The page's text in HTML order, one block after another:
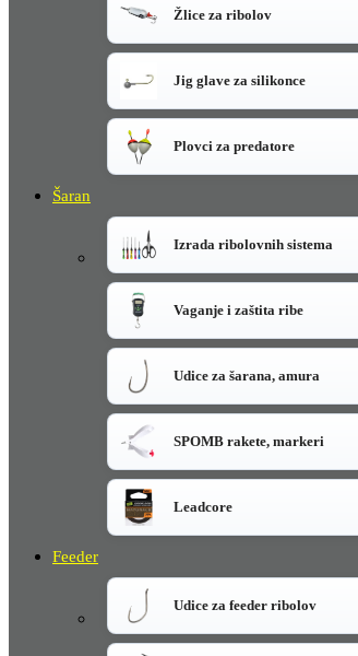
Žlice za ribolov
Jig glave za silikonce
Plovci za predatore
Šaran
Izrada ribolovnih sistema
Vaganje i zaštita ribe
Udice za šarana, amura
SPOMB rakete, markeri
Leadcore
Feeder
Udice za feeder ribolov